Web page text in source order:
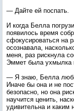
— Дайте ей поспать.
И когда Белла
появилось время
сфокусироваться на
осознавала,
меня, раз рискнула
Эммет была ухмылка
— Я знаю, Белла
Иначе бы она и не
безопасно, но она
научится ценить,
удивительна и каким